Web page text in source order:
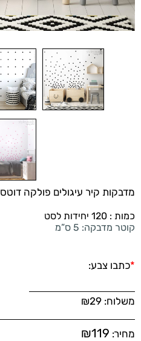
מדבקות קיר עיגולים פולקה דוטס
כמות : 120 יחידות לסט
קוטר מדבקה: 5 ס”מ
*כתבו צבע:
משלוח: ₪29
מחיר: ₪119